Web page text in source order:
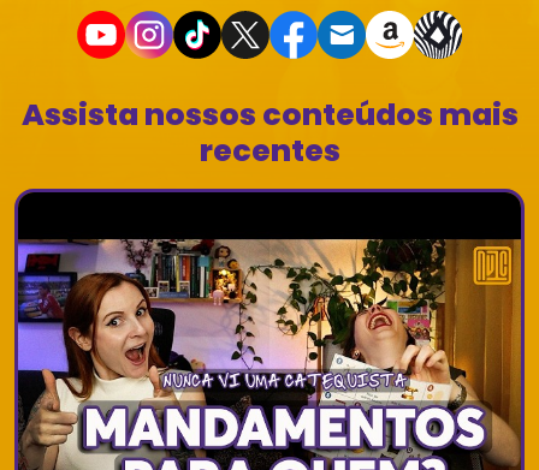
Assista nossos conteúdos mais
recentes